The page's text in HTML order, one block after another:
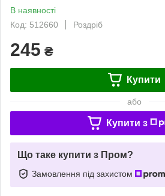
В наявності
Код: 512660
Роздріб
245 ₴
Купити
або
Купити з
Що таке купити з Пром?
Замовлення під захистом